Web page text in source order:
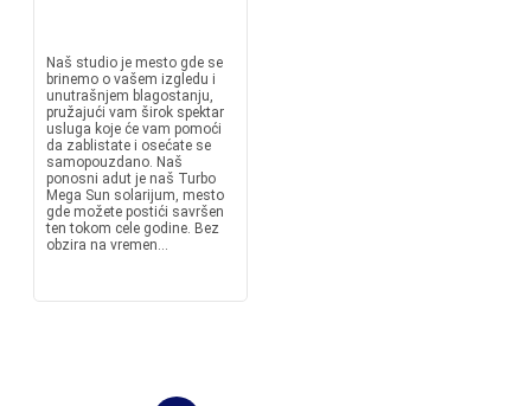
Naš studio je mesto gde se
brinemo o vašem izgledu i
unutrašnjem blagostanju,
pružajući vam širok spektar
usluga koje će vam pomoći
da zablistate i osećate se
samopouzdano. Naš
ponosni adut je naš Turbo
Mega Sun solarijum, mesto
gde možete postići savršen
ten tokom cele godine. Bez
obzira na vremen...